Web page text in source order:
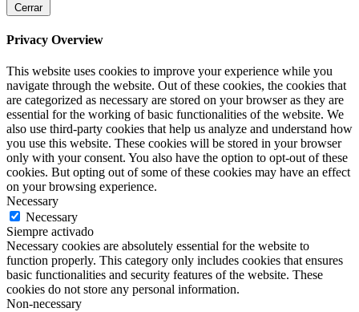
Cerrar
Privacy Overview
This website uses cookies to improve your experience while you
navigate through the website. Out of these cookies, the cookies that
are categorized as necessary are stored on your browser as they are
essential for the working of basic functionalities of the website. We
also use third-party cookies that help us analyze and understand how
you use this website. These cookies will be stored in your browser
only with your consent. You also have the option to opt-out of these
cookies. But opting out of some of these cookies may have an effect
on your browsing experience.
Necessary
Necessary
Siempre activado
Necessary cookies are absolutely essential for the website to
function properly. This category only includes cookies that ensures
basic functionalities and security features of the website. These
cookies do not store any personal information.
Non-necessary